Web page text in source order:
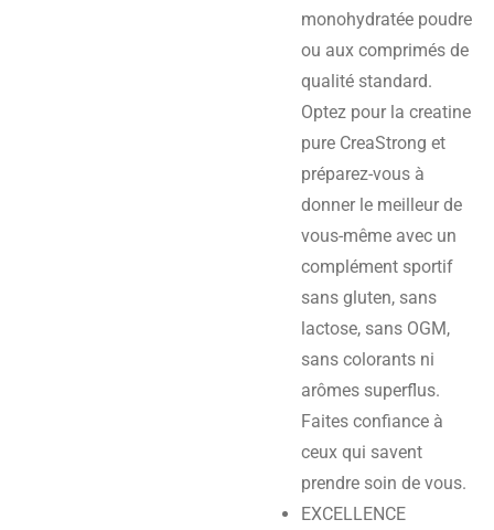
monohydratée poudre
ou aux comprimés de
qualité standard.
Optez pour la creatine
pure CreaStrong et
préparez-vous à
donner le meilleur de
vous-même avec un
complément sportif
sans gluten, sans
lactose, sans OGM,
sans colorants ni
arômes superflus.
Faites confiance à
ceux qui savent
prendre soin de vous.
EXCELLENCE